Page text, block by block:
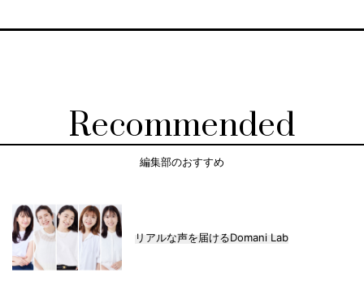
Recommended
編集部のおすすめ
リアルな声を届けるDomani Lab